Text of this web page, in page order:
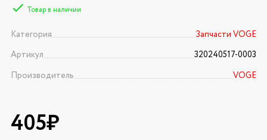
Товар в наличии
Категория
Запчасти VOGE
Артикул
320240517-0003
Производитель
VOGE
405₽